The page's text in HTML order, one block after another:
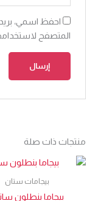
احفظ اسمي،
المتصفح
منتجات ذات صلة
بيجامات ستان
بيجاما بنطلون